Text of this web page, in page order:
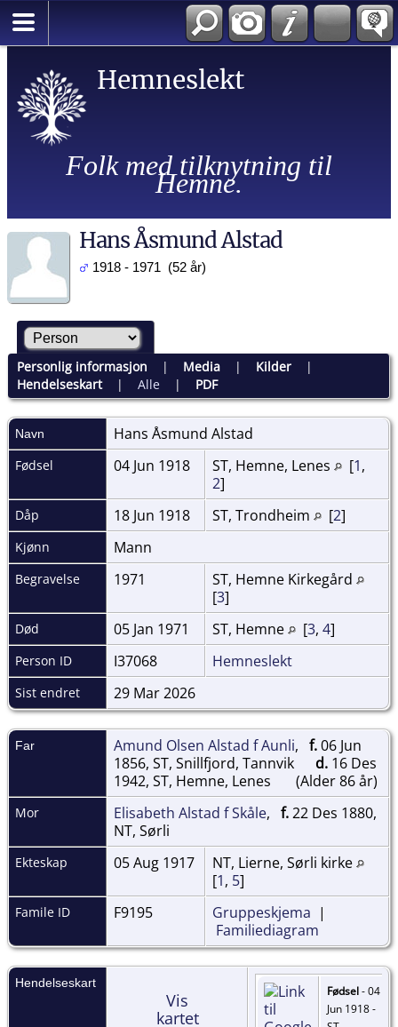
Hemneslekt
Folk med tilknytning til
Hemne.
Hans Åsmund Alstad
1918 - 1971 (52 år)
Personlig informasjon | Media| Kilder|
Hendelseskart| Alle| PDF
Navn Hans Åsmund Alstad
Fødsel 04 Jun 1918 ST, Hemne, Lenes [1,
2]
Dåp 18 Jun 1918 ST, Trondheim [2]
Kjønn Mann
Begravelse 1971
ST, Hemne Kirkegård
[3]
Død 05 Jan 1971 ST, Hemne [3, 4]
Person ID I37068 Hemneslekt
Sist endret 29 Mar 2026
Far Amund Olsen Alstad f Aunli, f.06 Jun
1856, ST, Snillfjord, Tannvik
d. 16 Des
1942, ST, Hemne, Lenes
(Alder 86 år)
Mor Elisabeth Alstad f Skåle, f.22 Des 1880,
NT, Sørli
Ekteskap 05 Aug 1917
NT, Lierne, Sørli kirke
[1, 5]
Famile ID F9195 Gruppeskjema |
Familiediagram
Hendelseskart
Vis
kartet
Fødsel- 04
Jun 1918 -